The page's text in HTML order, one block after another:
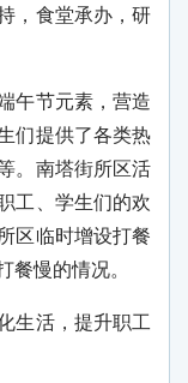
，食堂承办，研
午节元素，营造
们提供了各类热
。南塔街所区活
工、学生们的欢
区临时增设打餐
餐慢的情况。
生活，提升职工